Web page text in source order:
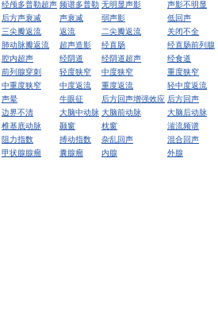
经颅多普勒超声 频谱多普勒 无明显声影 声影不明显
后方声衰减
声衰减 弱声影 低回声
三尖瓣返流
返流 二尖瓣返流 关闭不全
肺动脉瓣返流
超声造影 经直肠 经直肠前列腺
腔内超声
经阴道 经阴道超声 经食道
前列腺穿刺
轻度狭窄 中度狭窄 重度狭窄
中重度狭窄
中度返流 重度返流 轻中度返流
声晕
牛眼征 后方回声增强效应 后方回声
边界不清
大脑中动脉 大脑前动脉 大脑后动脉
椎基底动脉
颞窗 枕窗 湍流频谱
阻力指数
搏动指数 杂乱回声 混合回声
甲状腺腺瘤
囊腺瘤 内腺 外腺